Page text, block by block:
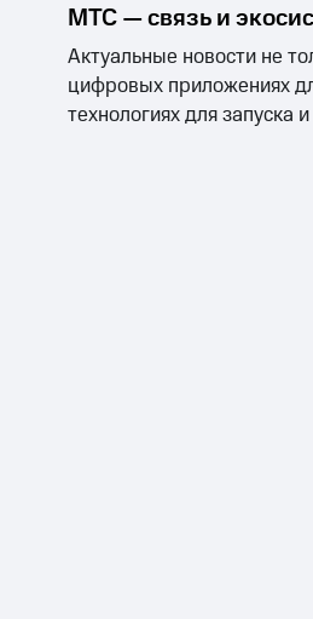
МТС — связь и
Актуальные новости не
цифровых приложениях
технологиях для запуска